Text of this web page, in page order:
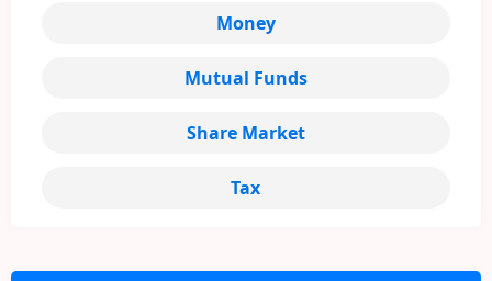
Money
Mutual Funds
Share Market
Tax